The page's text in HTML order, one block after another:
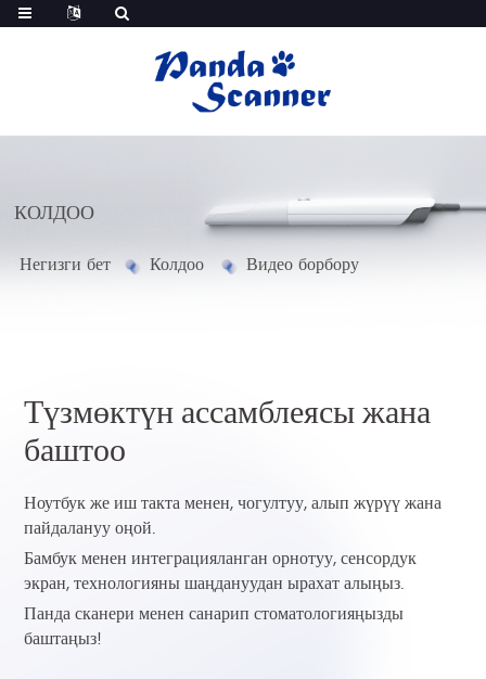
КОЛДОО
Негизги бет Колдоо Видео борбору
Түзмөктүн ассамблеясы жана
баштоо
Ноутбук же иш такта менен, чогултуу, алып жүрүү жана
пайдалануу оңой.
Бамбук менен интеграцияланган орнотуу, сенсордук
экран, технологияны шаңдануудан ырахат алыңыз.
Панда сканери менен санарип стоматологияңызды
баштаңыз!